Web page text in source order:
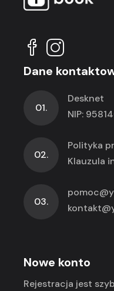
Dane
01.
Desknet
NIP:
02.
Polityka
Klauzula
03.
Nowe konto
Rejestracja jest